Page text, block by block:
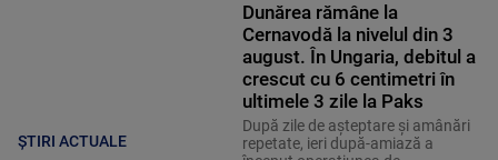
ȘTIRI ACTUALE
Dunărea rămâne la
Cernavodă la nivelul din 3
august. În Ungaria, debitul a
crescut cu 6 centimetri în
ultimele 3 zile la Paks
După zile de așteptare și amânări
repetate, ieri după-amiază a